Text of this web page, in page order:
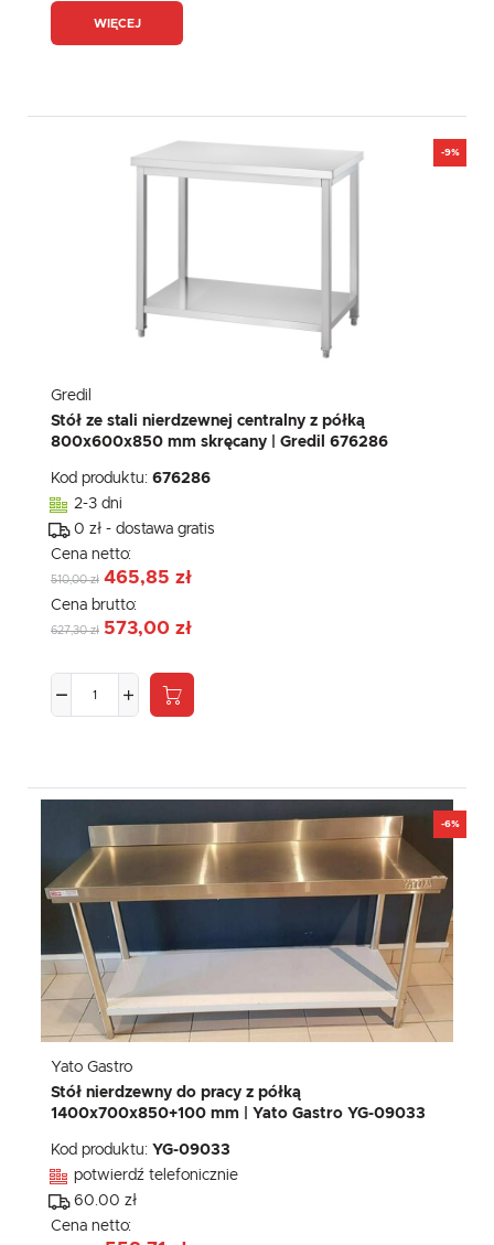
WIĘCEJ
-9%
Gredil
Stół ze stali nierdzewnej centralny z półką
800x600x850 mm skręcany | Gredil 676286
Kod produktu: 676286
2-3 dni
0 zł - dostawa gratis
Cena netto:
510,00 zł 465,85 zł
Cena brutto:
627,30 zł 573,00 zł
-6%
Yato Gastro
Stół nierdzewny do pracy z półką
1400x700x850+100 mm | Yato Gastro YG-09033
Kod produktu: YG-09033
potwierdź telefonicznie
60.00 zł
Cena netto: